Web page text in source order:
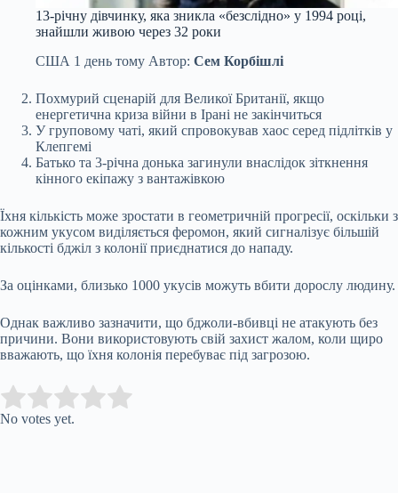
13-річну дівчинку, яка зникла «безслідно» у 1994 році,
знайшли живою через 32 роки
США 1 день тому Автор: Сем Корбішлі
Похмурий сценарій для Великої Британії, якщо
енергетична криза війни в Ірані не закінчиться
У груповому чаті, який спровокував хаос серед підлітків у
Клепгемі
Батько та 3-річна донька загинули внаслідок зіткнення
кінного екіпажу з вантажівкою
Їхня кількість може зростати в геометричній прогресії, оскільки з
кожним укусом виділяється феромон, який сигналізує більшій
кількості бджіл з колонії приєднатися до нападу.
За оцінками, близько 1000 укусів можуть вбити дорослу людину.
Однак важливо зазначити, що бджоли-вбивці не атакують без
причини. Вони використовують свій захист жалом, коли щиро
вважають, що їхня колонія перебуває під загрозою.
Rate this item:
No votes yet.